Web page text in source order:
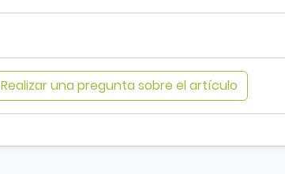
Realizar una pregunta sobre el artículo